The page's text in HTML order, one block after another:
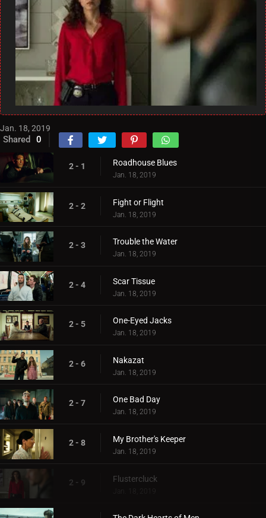
Jan. 18, 2019
Shared 0
2 - 1 Roadhouse Blues
Jan. 18, 2019
2 - 2 Fight or Flight
Jan. 18, 2019
2 - 3 Trouble the Water
Jan. 18, 2019
2 - 4 Scar Tissue
Jan. 18, 2019
2 - 5 One-Eyed Jacks
Jan. 18, 2019
2 - 6 Nakazat
Jan. 18, 2019
2 - 7 One Bad Day
Jan. 18, 2019
2 - 8 My Brother's Keeper
Jan. 18, 2019
2 - 9 Flustercluck
Jan. 18, 2019